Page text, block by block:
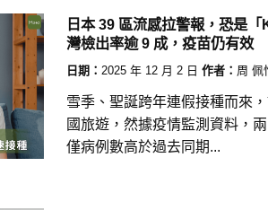
日本 39 區流感拉警報，恐是
灣檢出率逾 9 成，疫苗仍有效
日期： 2025 年 12 月 2 日 作者： 周 佩
雪季、聖誕跨年連假接種而來
國旅遊，然據疫情監測資料，
僅病例數高於過去同期...